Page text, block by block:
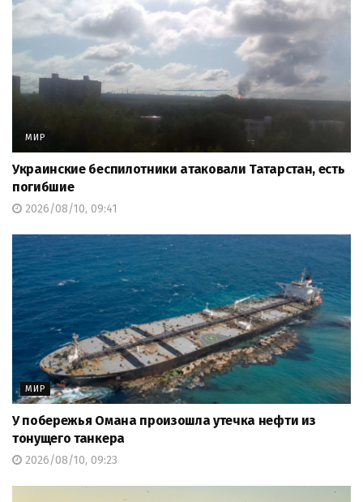
МИР
Украинские беспилотники атаковали Татарстан, есть
погибшие
2026/08/10, 09:41
МИР
У побережья Омана произошла утечка нефти из
тонущего танкера
2026/08/10, 09:23